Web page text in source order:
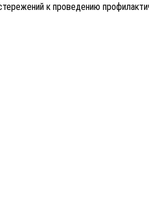
к проведению